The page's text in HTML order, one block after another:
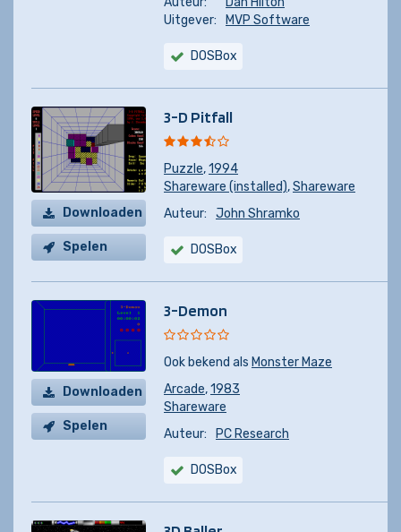
Uitgever:
MVP Software
DOSBox
Downloaden
Spelen
3-D Pitfall
Puzzle,1994
Shareware (installed),Shareware
Auteur:
John Shramko
DOSBox
Downloaden
Spelen
3-Demon
Ook bekend als Monster Maze
Arcade,1983
Shareware
Auteur:
PC Research
DOSBox